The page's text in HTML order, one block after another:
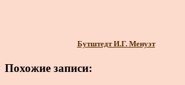
Бутштедт И.Г. Менуэт
Похожие записи: